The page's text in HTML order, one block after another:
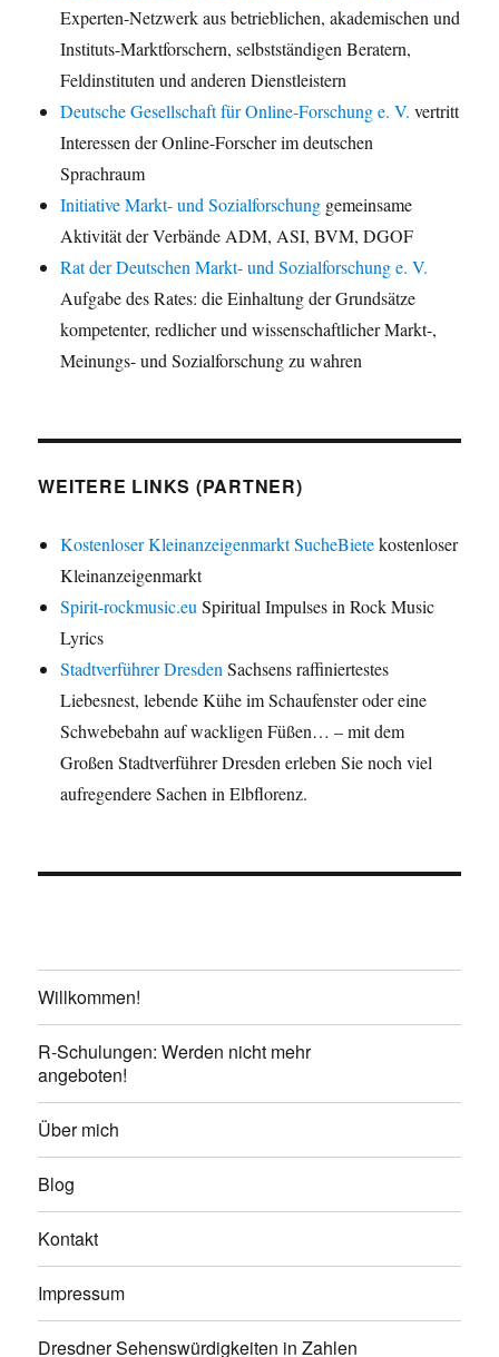
Experten-Netzwerk aus betrieblichen, akademischen und
Instituts-Marktforschern, selbstständigen Beratern,
Feldinstituten und anderen Dienstleistern
Deutsche Gesellschaft für Online-Forschung e. V. vertritt
Interessen der Online-Forscher im deutschen
Sprachraum
Initiative Markt- und Sozialforschung gemeinsame
Aktivität der Verbände ADM, ASI, BVM, DGOF
Rat der Deutschen Markt- und Sozialforschung e. V.
Aufgabe des Rates: die Einhaltung der Grundsätze
kompetenter, redlicher und wissenschaftlicher Markt-,
Meinungs- und Sozialforschung zu wahren
WEITERE LINKS (PARTNER)
Kostenloser Kleinanzeigenmarkt SucheBietekostenloser
Kleinanzeigenmarkt
Spirit-rockmusic.eu Spiritual Impulses in Rock Music
Lyrics
Stadtverführer Dresden Sachsens raffiniertestes
Liebesnest, lebende Kühe im Schaufenster oder eine
Schwebebahn auf wackligen Füßen… – mit dem
Großen Stadtverführer Dresden erleben Sie noch viel
aufregendere Sachen in Elbflorenz.
Willkommen!
R-Schulungen: Werden nicht mehr
angeboten!
Über mich
Blog
Kontakt
Impressum
Dresdner Sehenswürdigkeiten in Zahlen